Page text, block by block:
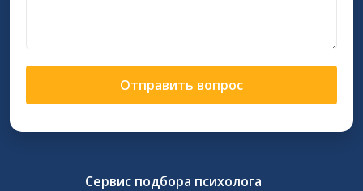
Отправить вопрос
Сервис подбора психолога